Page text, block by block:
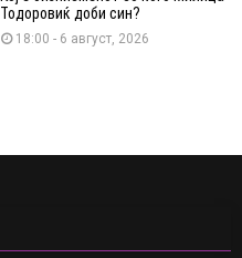
Тодоровиќ доби син?
18:00 - 6 август, 2026